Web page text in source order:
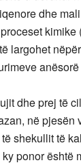
dhe
largohet
dhe prej të
në
shekullit të
ponor